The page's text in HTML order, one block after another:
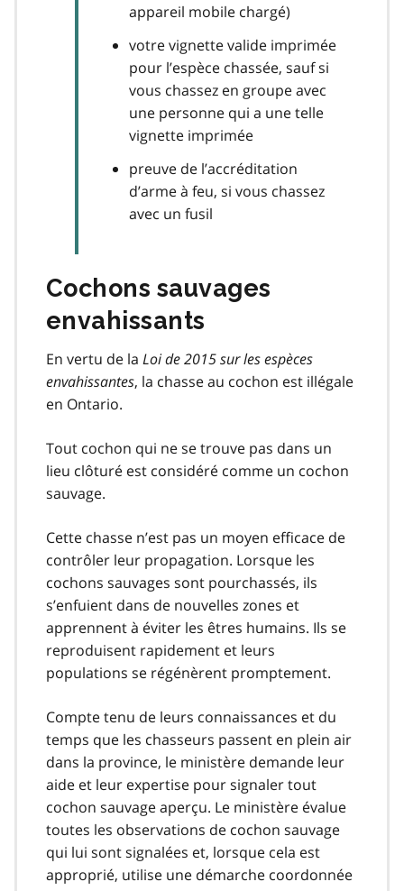
appareil mobile chargé)
votre vignette valide imprimée
pour l’espèce chassée, sauf si
vous chassez en groupe avec
une personne qui a une telle
vignette imprimée
preuve de l’accréditation
d’arme à feu, si vous chassez
avec un fusil
Cochons sauvages
envahissants
En vertu de la Loi de 2015 sur les espèces
envahissantes, la chasse au cochon est illégale
en Ontario.
Tout cochon qui ne se trouve pas dans un
lieu clôturé est considéré comme un cochon
sauvage.
Cette chasse n’est pas un moyen efficace de
contrôler leur propagation. Lorsque les
cochons sauvages sont pourchassés, ils
s’enfuient dans de nouvelles zones et
apprennent à éviter les êtres humains. Ils se
reproduisent rapidement et leurs
populations se régénèrent promptement.
Compte tenu de leurs connaissances et du
temps que les chasseurs passent en plein air
dans la province, le ministère demande leur
aide et leur expertise pour signaler tout
cochon sauvage aperçu. Le ministère évalue
toutes les observations de cochon sauvage
qui lui sont signalées et, lorsque cela est
approprié, utilise une démarche coordonnée